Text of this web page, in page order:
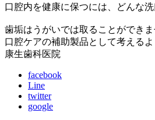
口腔内を健康に保つには、どんな
歯垢はうがいでは取ることができま
口腔ケアの補助製品として考える
康生歯科医院
facebook
Line
twitter
google